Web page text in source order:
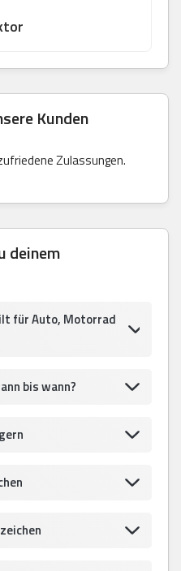
Kunden
Zulassungen.
deinem
für Auto, Motorrad
bis wann?